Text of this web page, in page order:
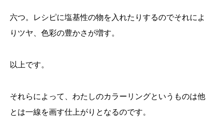
六つ。レシピに塩基性の物を入れたりするのでそれによ
りツヤ、色彩の豊かさが増す。
以上です。
それらによって、わたしのカラーリングというものは他
とは一線を画す仕上がりとなるのです。